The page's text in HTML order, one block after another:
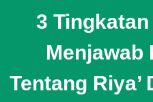
3
Menjawab
Tentang Riya’